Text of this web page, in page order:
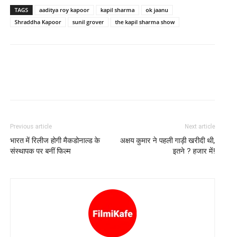
TAGS aaditya roy kapoor kapil sharma
ok jaanu
Shraddha Kapoor
sunil grover the kapil sharma show
Previous article
भारत में रिलीज होगी मैकडोनाल्ड के
संस्थापक पर बनीं फिल्‍म
Next article
अक्षय कुमार ने पहली गाड़ी खरीदी थी,
इतने ? हजार में!